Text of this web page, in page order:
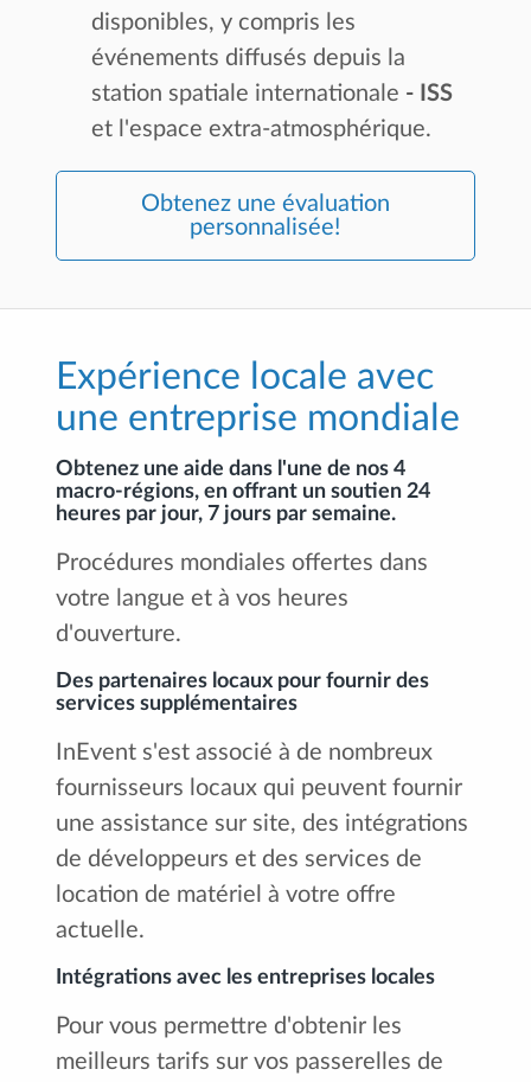
disponibles, y compris les
événements diffusés depuis la
station spatiale internationale - ISS
et l'espace extra-atmosphérique.
Obtenez une évaluation
personnalisée!
Expérience locale avec
une entreprise mondiale
Obtenez une aide dans l'une de nos 4
macro-régions, en offrant un soutien 24
heures par jour, 7 jours par semaine.
Procédures mondiales offertes dans
votre langue et à vos heures
d'ouverture.
Des partenaires locaux pour fournir des
services supplémentaires
InEvent s'est associé à de nombreux
fournisseurs locaux qui peuvent fournir
une assistance sur site, des intégrations
de développeurs et des services de
location de matériel à votre offre
actuelle.
Intégrations avec les entreprises locales
Pour vous permettre d'obtenir les
meilleurs tarifs sur vos passerelles de